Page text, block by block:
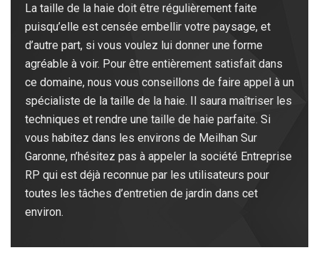
La taille de la haie doit être régulièrement faite
puisqu’elle est censée embellir votre paysage, et
d’autre part, si vous voulez lui donner une forme
agréable à voir. Pour être entièrement satisfait dans
ce domaine, nous vous conseillons de faire appel à un
spécialiste de la taille de la haie. Il saura maîtriser les
techniques et rendre une taille de haie parfaite. Si
vous habitez dans les environs de Meilhan Sur
Garonne, n’hésitez pas à appeler la société Entreprise
RP qui est déjà reconnue par les utilisateurs pour
toutes les tâches d’entretien de jardin dans cet
environ.